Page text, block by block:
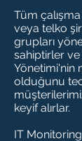
Tüm
veya telko
grupları
sahiptirler
Yönetimi'nin
olduğunu
keyif alırlar.
IT